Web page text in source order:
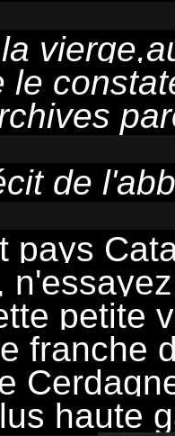
le
de
pays
petite
franche
haute